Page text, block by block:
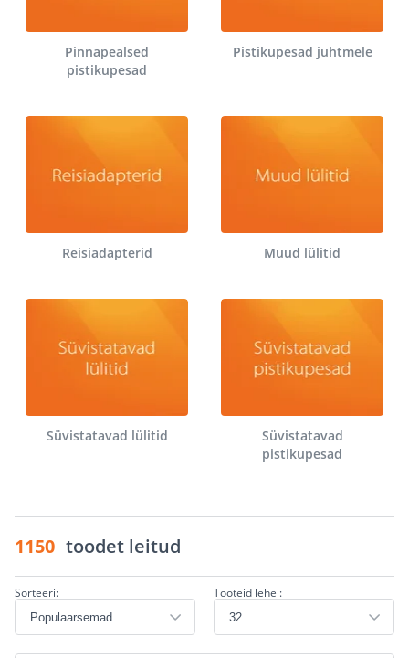
Pinnapealsed
pistikupesad
Pistikupesad juhtmele
Reisiadapterid Muud lülitid
Süvistatavad lülitid
Süvistatavad
pistikupesad
1150 toodet leitud
Sorteeri: Tooteid lehel: